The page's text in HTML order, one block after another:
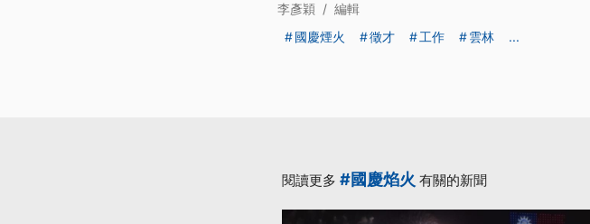
李彥穎 / 編輯
國慶煙火
徵才 工作 雲林 ...
閱讀更多 #國慶焰火 有關的新聞